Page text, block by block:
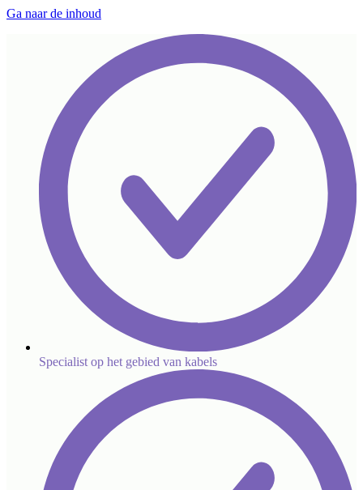
Ga naar de inhoud
Specialist op het gebied van kabels